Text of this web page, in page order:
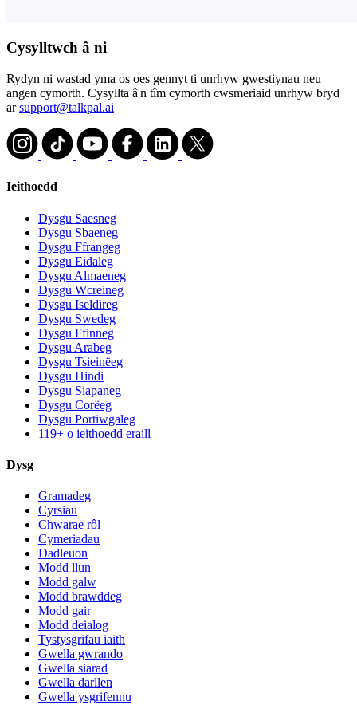
Cysylltwch â ni
Rydyn ni wastad yma os oes gennyt ti unrhyw gwestiynau neu
angen cymorth. Cysyllta â'n tîm cymorth cwsmeriaid unrhyw bryd
arsupport@talkpal.ai
Ieithoedd
Dysgu Saesneg
Dysgu Sbaeneg
Dysgu Ffrangeg
Dysgu Eidaleg
Dysgu Almaeneg
Dysgu Wcreineg
Dysgu Iseldireg
Dysgu Swedeg
Dysgu Ffinneg
Dysgu Arabeg
Dysgu Tsieinëeg
Dysgu Hindi
Dysgu Siapaneg
Dysgu Corëeg
Dysgu Portiwgaleg
119+ o ieithoedd eraill
Dysg
Gramadeg
Cyrsiau
Chwarae rôl
Cymeriadau
Dadleuon
Modd llun
Modd galw
Modd brawddeg
Modd gair
Modd deialog
Tystysgrifau iaith
Gwella gwrando
Gwella siarad
Gwella darllen
Gwella ysgrifennu